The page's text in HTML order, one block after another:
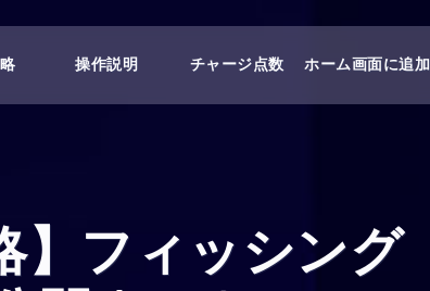
操作説明 チャージ点数 ホーム画面に追加
】フィッシング